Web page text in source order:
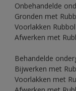
Onbehandelde
Gronden met
Voorlakken
Afwerken met
Behandelde
Bijwerken met
Voorlakken met